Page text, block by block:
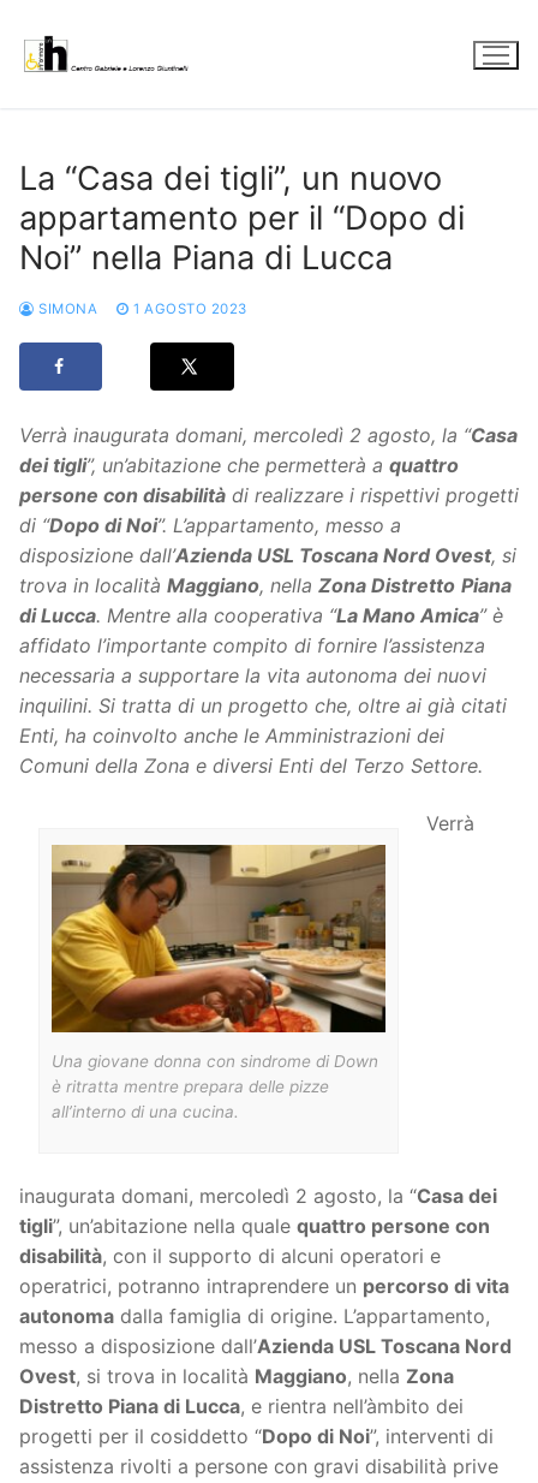
contenuto
La “Casa dei tigli”, un nuovo
appartamento per il “Dopo di
Noi” nella Piana di Lucca
SIMONA 1 AGOSTO 2023
Verrà inaugurata domani, mercoledì 2 agosto, la “Casa
dei tigli”, un’abitazione che permetterà a quattro
persone con disabilità di realizzare i rispettivi progetti
di “Dopo di Noi”. L’appartamento, messo a
disposizione dall’Azienda USL Toscana Nord Ovest, si
trova in località Maggiano, nella Zona Distretto Piana
di Lucca. Mentre alla cooperativa “La Mano Amica” è
affidato l’importante compito di fornire l’assistenza
necessaria a supportare la vita autonoma dei nuovi
inquilini. Si tratta di un progetto che, oltre ai già citati
Enti, ha coinvolto anche le Amministrazioni dei
Comuni della Zona e diversi Enti del Terzo Settore.
Una giovane donna con sindrome di Down
è ritratta mentre prepara delle pizze
all’interno di una cucina.
Verrà
inaugurata domani, mercoledì 2 agosto, la “Casa dei
tigli”, un’abitazione nella quale quattro persone con
disabilità, con il supporto di alcuni operatori e
operatrici, potranno intraprendere un percorso di vita
autonoma dalla famiglia di origine. L’appartamento,
messo a disposizione dall’Azienda USL Toscana Nord
Ovest, si trova in località Maggiano, nella Zona
Distretto Piana di Lucca, e rientra nell’àmbito dei
progetti per il cosiddetto “Dopo di Noi”, interventi di
assistenza rivolti a persone con gravi disabilità prive